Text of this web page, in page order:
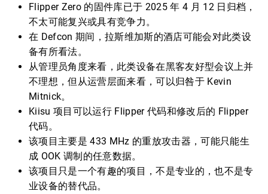
Flipper Zero 的固件库已于 2025 年 4 月 12 日归档，
不太可能复兴或具有竞争力。
在 Defcon 期间，拉斯维加斯的酒店可能会对此类设
备有所看法。
从管理员角度来看，此类设备在黑客友好型会议上并
不理想，但从运营层面来看，可以归咎于 Kevin
Mitnick。
Kiisu 项目可以运行 Flipper 代码和修改后的 Flipper
代码。
该项目主要是 433 MHz 的重放攻击器，可能只能生
成 OOK 调制的任意数据。
该项目只是一个有趣的项目，不是专业的，也不是专
业设备的替代品。